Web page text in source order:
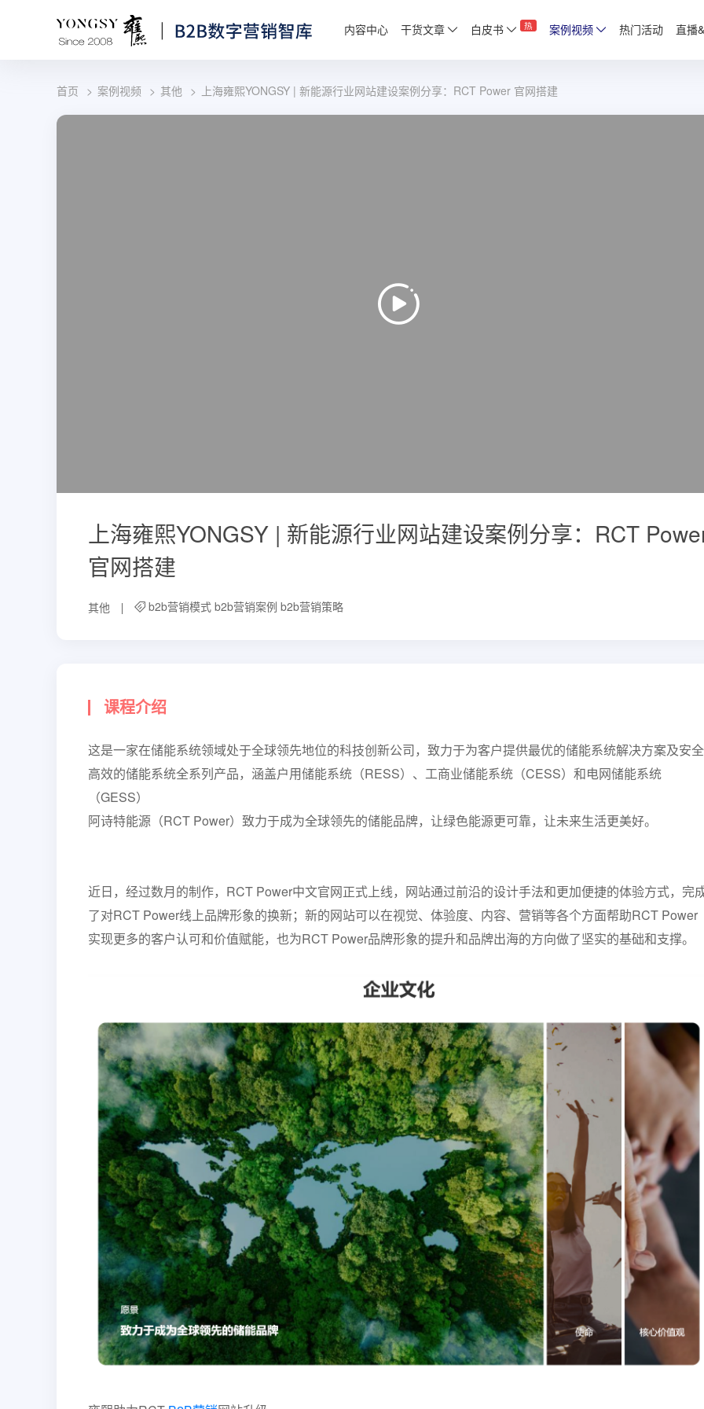
内容中心 干货文章 白皮书 热 案例视频 热门活动 直播
首页 案例视频 其他 上海雍熙YONGSY | 新能源行业网站建设案例分享：RCT Power 官网搭建
上海雍熙YONGSY | 新能源行业网站建设案例分享：RCT
官网搭建
其他 b2b营销模式 b2b营销案例 b2b营销策略
课程介绍
这是一家在储能系统领域处于全球领先地位的科技创新公司，致力于为客户提供最优的储能系统解决方案及安全
高效的储能系统全系列产品，涵盖户用储能系统（RESS）、工商业储能系统（CESS）和电网储能系统
（GESS）
阿诗特能源（RCT Power）致力于成为全球领先的储能品牌，让绿色能源更可靠，让未来生活更美好。
近日，经过数月的制作，RCT Power中文官网正式上线，网站通过前沿的设计手法和更加便捷的体验方式，完
了对RCT Power线上品牌形象的换新；新的网站可以在视觉、体验度、内容、营销等各个方面帮助RCT Power
实现更多的客户认可和价值赋能，也为RCT Power品牌形象的提升和品牌出海的方向做了坚实的基础和支撑。